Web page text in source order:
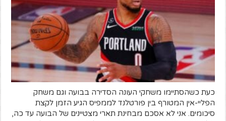
כעת כשהסתיימו משחקי העונה הסדירה בבועה וגם משחק
הפליי-אין המטורף בין פורטלנד לממפיס הגיע הזמן לקצת
סיכומים. אני לא אסכם מבחינת תארי מצטיינים של הבועה עד כה,